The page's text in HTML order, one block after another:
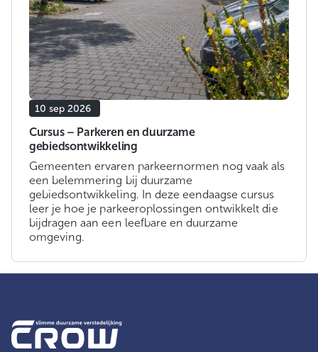
10 sep 2026
Cursus – Parkeren en duurzame
gebiedsontwikkeling
Gemeenten ervaren parkeernormen nog vaak als
een belemmering bij duurzame
gebiedsontwikkeling. In deze eendaagse cursus
leer je hoe je parkeeroplossingen ontwikkelt die
bijdragen aan een leefbare en duurzame
omgeving.